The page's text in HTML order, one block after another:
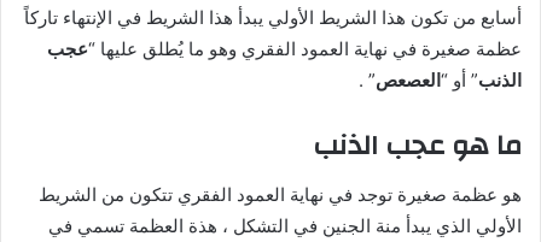
أسابع من تكون هذا الشريط الأولي يبدأ هذا الشريط في الإنتهاء تاركاً
عظمة صغيرة في نهاية العمود الفقري وهو ما يُطلق عليها “عجب
الذنب” أو “ العصعص” .
ما هو عجب الذنب
هو عظمة صغيرة توجد في نهاية العمود الفقري تتكون من الشريط
الأولي الذي يبدأ منة الجنين في التشكل ، هذة العظمة تسمي في